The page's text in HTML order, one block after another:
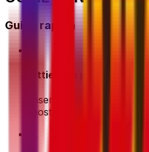
Guida rapida
Ottieni un preventivo
Inserisci i dettagli della
mostreremo le migliori